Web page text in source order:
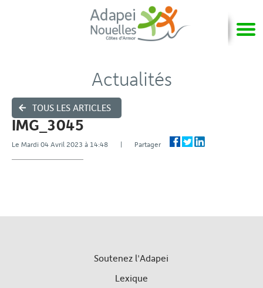
TOUS LES ARTICLES
Actualités
IMG_3045
Le Mardi 04 Avril 2023 à 14:48 | Partager
Soutenez l'Adapei
Lexique